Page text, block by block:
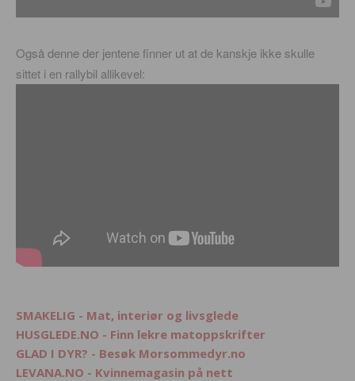
Også denne der jentene finner ut at de kanskje ikke skulle
sittet i en rallybil allikevel:
SMAKELIG - Mat, interiør og livsglede
HUSGLEDE.NO - Finn lekre matoppskrifter
GLAD I DYR? - Besøk Morsommedyr.no
LEVANA.NO - Kvinnemagasin på nett